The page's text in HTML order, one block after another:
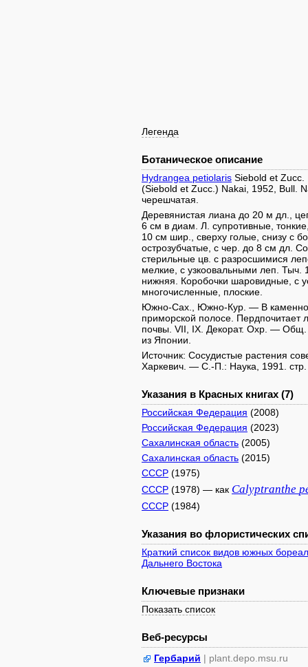
Легенда
Ботаническое описание
Hydrangea petiolaris Siebold et
(Siebold et Zucc.) Nakai, 1952, Bull.
черешчатая.
Деревянистая лиана до 20 м дл.,
6 см в диам. Л. супротивные,
10 см шир., сверху голые, снизу с
острозубчатые, с чер. до 8 см дл.
стерильные цв. с разросшимися
мелкие, с узкоовальными леп.
нижняя. Коробочки шаровидные, с
многочисленные, плоские.
Южно-Сах., Южно-Кур. — В
приморской полосе. Пердпочитает
почвы. VII, IX. Декорат. Охр. —
из Японии.
Источник: Сосудистые растения
Харкевич. — С.-П.: Наука, 1991.
Указания в Красных книгах (7)
Российская Федерация (2008)
Российская Федерация (2023)
Сахалинская область (2005)
Сахалинская область (2015)
СССР (1975)
СССР (1978) — как Calyptranthe
СССР (1984)
Указания во флористических
Краткий список видов южных
Дальнего Востока
Ключевые признаки
Показать список
Веб-ресурсы
Гербарий | plant.depo.msu.ru